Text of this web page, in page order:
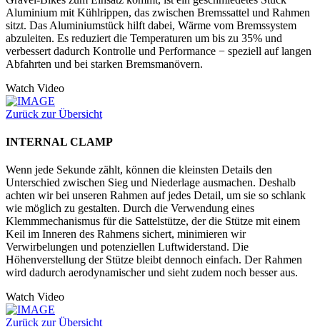
Aluminium mit Kühlrippen, das zwischen Bremssattel und Rahmen
sitzt. Das Aluminiumstück hilft dabei, Wärme vom Bremssystem
abzuleiten. Es reduziert die Temperaturen um bis zu 35% und
verbessert dadurch Kontrolle und Performance − speziell auf langen
Abfahrten und bei starken Bremsmanövern.
Watch Video
Zurück zur Übersicht
INTERNAL CLAMP
Wenn jede Sekunde zählt, können die kleinsten Details den
Unterschied zwischen Sieg und Niederlage ausmachen. Deshalb
achten wir bei unseren Rahmen auf jedes Detail, um sie so schlank
wie möglich zu gestalten. Durch die Verwendung eines
Klemmmechanismus für die Sattelstütze, der die Stütze mit einem
Keil im Inneren des Rahmens sichert, minimieren wir
Verwirbelungen und potenziellen Luftwiderstand. Die
Höhenverstellung der Stütze bleibt dennoch einfach. Der Rahmen
wird dadurch aerodynamischer und sieht zudem noch besser aus.
Watch Video
Zurück zur Übersicht